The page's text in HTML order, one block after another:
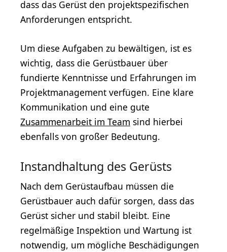
dass das Gerüst den projektspezifischen
Anforderungen entspricht.
Um diese Aufgaben zu bewältigen, ist es
wichtig, dass die Gerüstbauer über
fundierte Kenntnisse und Erfahrungen im
Projektmanagement verfügen. Eine klare
Kommunikation und eine gute
Zusammenarbeit im Team sind hierbei
ebenfalls von großer Bedeutung.
Instandhaltung des Gerüsts
Nach dem Gerüstaufbau müssen die
Gerüstbauer auch dafür sorgen, dass das
Gerüst sicher und stabil bleibt. Eine
regelmäßige Inspektion und Wartung ist
notwendig, um mögliche Beschädigungen